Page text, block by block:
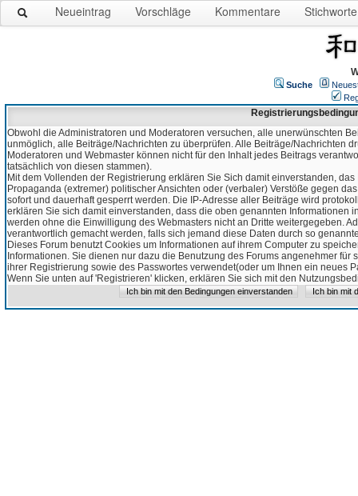
Neueintrag Vorschläge Kommentare Stichworte
Suche
Obwohl die Administratoren und Moderatoren versuchen, alle unerwünschten
unmöglich, alle Beiträge/Nachrichten zu überprüfen. Alle Beiträge/Nachrichten
Moderatoren und Webmaster können nicht für den Inhalt jedes Beitrags
tatsächlich von diesen stammen).
Mit dem Vollenden der Registrierung erklären Sie Sich damit einverstanden,
Propaganda (extremer) politischer Ansichten oder (verbaler) Verstöße gegen
sofort und dauerhaft gesperrt werden. Die IP-Adresse aller Beiträge wird
erklären Sie sich damit einverstanden, dass die oben genannten Informationen
werden ohne die Einwilligung des Webmasters nicht an Dritte weitergegeben.
verantwortlich gemacht werden, falls sich jemand diese Daten durch so
Dieses Forum benutzt Cookies um Informationen auf ihrem Computer zu
Informationen. Sie dienen nur dazu die Benutzung des Forums angenehmer
ihrer Registrierung sowie des Passwortes verwendet(oder um Ihnen ein neues
Wenn Sie unten auf 'Registrieren' klicken, erklären Sie sich mit den